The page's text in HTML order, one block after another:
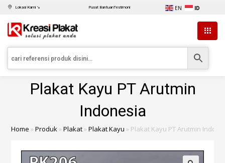
Lokasi Kami ↘ Pusat BantuanTestimoni EN ID
Plakat Kayu PT Arutmin
Indonesia
Home »Produk»Plakat»Plakat Kayu » Plakat Kayu PT Arutmin